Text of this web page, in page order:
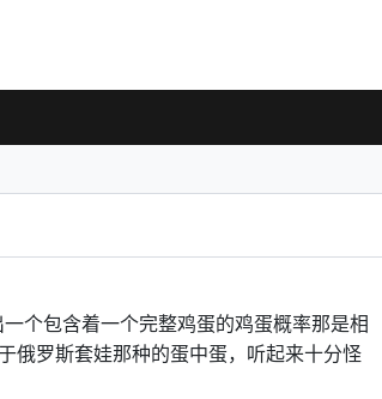
个包含着一个完整鸡蛋的鸡蛋概率那是相
俄罗斯套娃那种的蛋中蛋，听起来十分怪